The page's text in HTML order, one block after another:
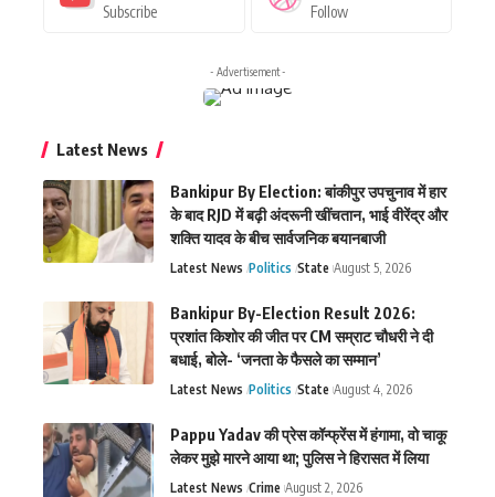
Subscribe Follow
- Advertisement -
Latest News
Bankipur By Election: बांकीपुर उपचुनाव में हार
के बाद RJD में बढ़ी अंदरूनी खींचतान, भाई वीरेंद्र और
शक्ति यादव के बीच सार्वजनिक बयानबाजी
Latest News Politics State August 5, 2026
Bankipur By-Election Result 2026:
प्रशांत किशोर की जीत पर CM सम्राट चौधरी ने दी
बधाई, बोले- ‘जनता के फैसले का सम्मान’
Latest News Politics State August 4, 2026
Pappu Yadav की प्रेस कॉन्फ्रेंस में हंगामा, वो चाकू
लेकर मुझे मारने आया था; पुलिस ने हिरासत में लिया
Latest News Crime August 2, 2026